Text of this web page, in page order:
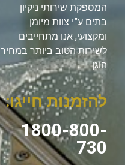
המספקת שירותי ניקיון
בתים ע”י צוות מיומן
ומקצועי, אנו מתחייבים
לשירות הטוב ביותר במחיר
הוגן.
להזמנות חייגו:
1800-800-
730